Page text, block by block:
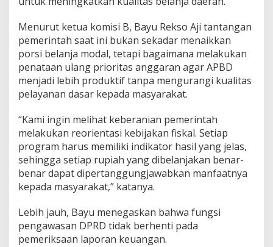
Menurut ketua komisi B, Bayu Rekso Aji tantangan
pemerintah saat ini bukan sekadar menaikkan
porsi belanja modal, tetapi bagaimana melakukan
penataan ulang prioritas anggaran agar APBD
menjadi lebih produktif tanpa mengurangi kualitas
pelayanan dasar kepada masyarakat.
“Kami ingin melihat keberanian pemerintah
melakukan reorientasi kebijakan fiskal. Setiap
program harus memiliki indikator hasil yang jelas,
sehingga setiap rupiah yang dibelanjakan benar-
benar dapat dipertanggungjawabkan manfaatnya
kepada masyarakat,” katanya.
Lebih jauh, Bayu menegaskan bahwa fungsi
pengawasan DPRD tidak berhenti pada
pemeriksaan laporan keuangan.